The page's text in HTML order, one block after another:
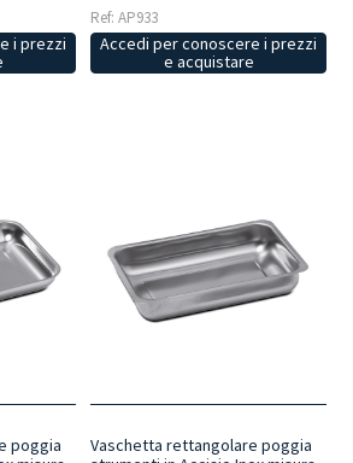
i prezzi
Ref: AP933
Accedi per conoscere i prezzi
e acquistare
poggia
Vaschetta rettangolare poggia